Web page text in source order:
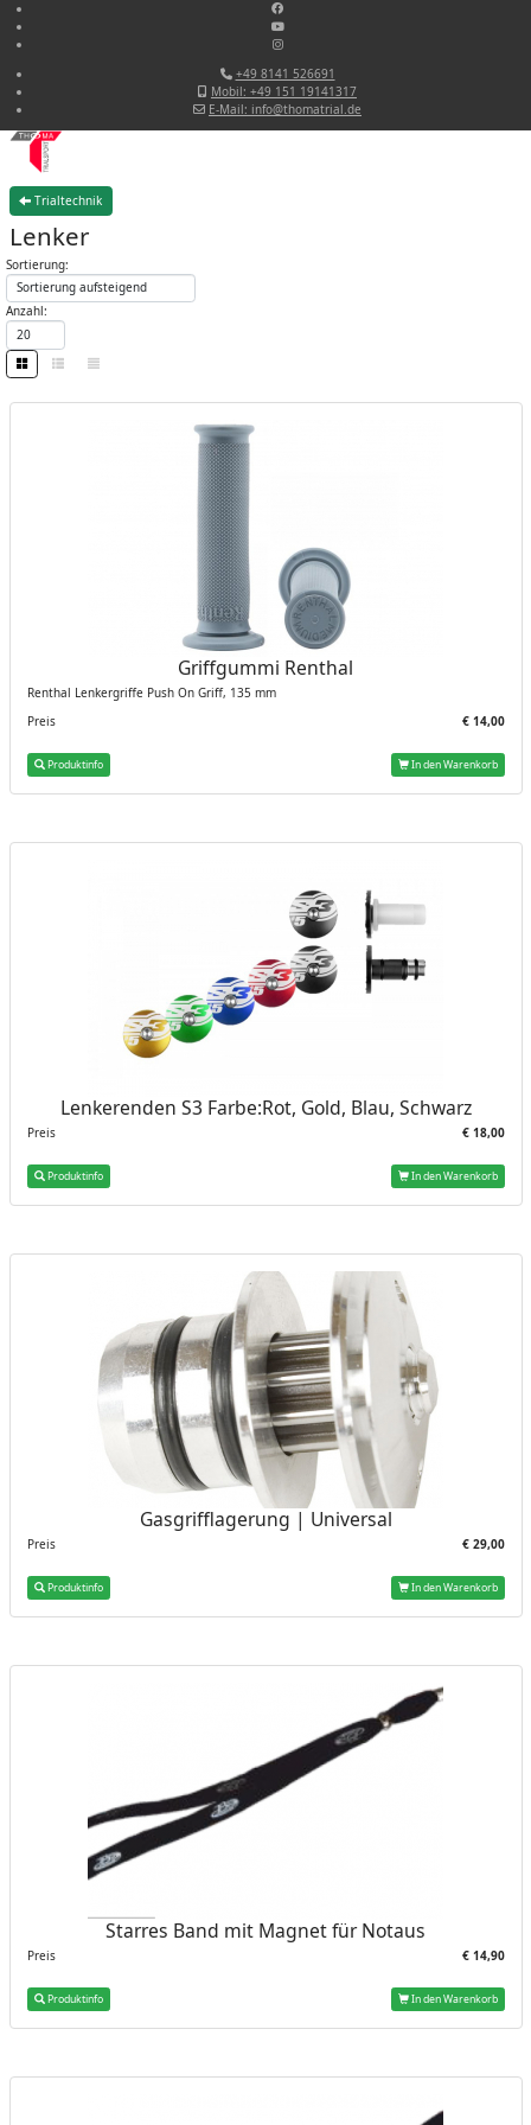
+49 8141 526691
Mobil: +49 151 19141317
E-Mail: info@thomatrial.de
Trialtechnik
Lenker
Sortierung:
Anzahl:
Griffgummi Renthal
Renthal Lenkergriffe Push On Griff, 135 mm
Preis
€ 14,00
Produktinfo In den Warenkorb
Lenkerenden S3 Farbe:Rot, Gold, Blau, Schwarz
Preis € 18,00
Produktinfo In den Warenkorb
Gasgrifflagerung | Universal
Preis € 29,00
Produktinfo In den Warenkorb
Starres Band mit Magnet für Notaus
Preis € 14,90
Produktinfo In den Warenkorb